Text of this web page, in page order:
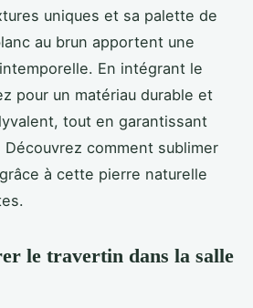
uniques et sa palette de
au brun apportent une
En intégrant le
pour un matériau durable et
tout en garantissant
comment sublimer
à cette pierre naturelle
le travertin dans la salle